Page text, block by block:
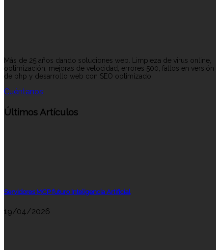
Más de 25 años dando soluciones web. Limpieza de virus online,
optimización, mejoras de velocidad, errores 500, fallos en versión
de php y desarrollo web con SEO optimizado.
Cuéntanos
Últimos Artículos
Servidores MCP futuro Inteligencia Artificial
19/04/2026